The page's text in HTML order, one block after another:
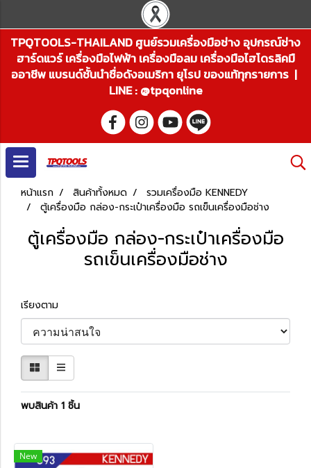
TPQTOOLS-THAILAND ศูนย์รวมเครื่องมือช่าง อุปกรณ์ช่าง
ฮาร์ดแวร์ เครื่องมือไฟฟ้า เครื่องมือลม เครื่องมือไฮโดรลิคมื
ออาชีพ แบรนด์ชั้นนำชื่อดังอเมริกา ยุโรป ของแท้ทุกรายการ |
LINE : @tpqonline
หน้าแรก สินค้าทั้งหมด
รวมเครื่องมือ KENNEDY
ตู้เครื่องมือ กล่อง-กระเป๋าเครื่องมือ รถเข็นเครื่องมือช่าง
ตู้เครื่องมือ กล่อง-กระเป๋าเครื่องมือ
รถเข็นเครื่องมือช่าง
เรียงตาม
พบสินค้า 1 ชิ้น
New